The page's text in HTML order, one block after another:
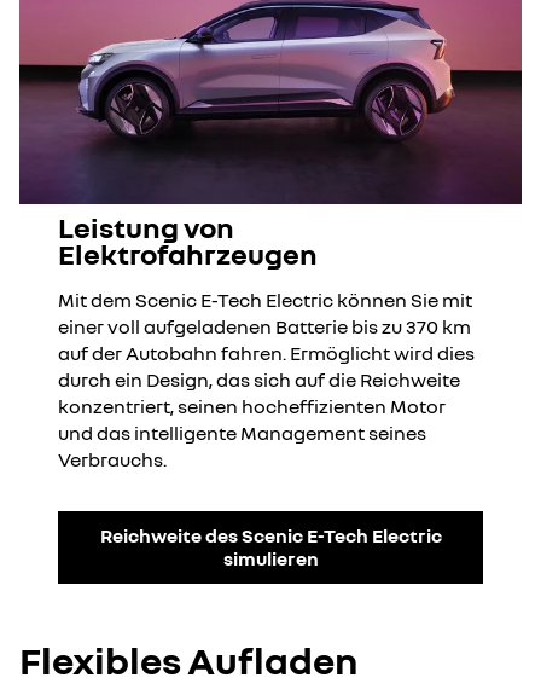
Leistung von
Elektrofahrzeugen
Mit dem Scenic E-Tech Electric können Sie mit
einer voll aufgeladenen Batterie bis zu 370 km
auf der Autobahn fahren. Ermöglicht wird dies
durch ein Design, das sich auf die Reichweite
konzentriert, seinen hocheffizienten Motor
und das intelligente Management seines
Verbrauchs.
Reichweite des Scenic E-Tech Electric
simulieren
Flexibles Aufladen